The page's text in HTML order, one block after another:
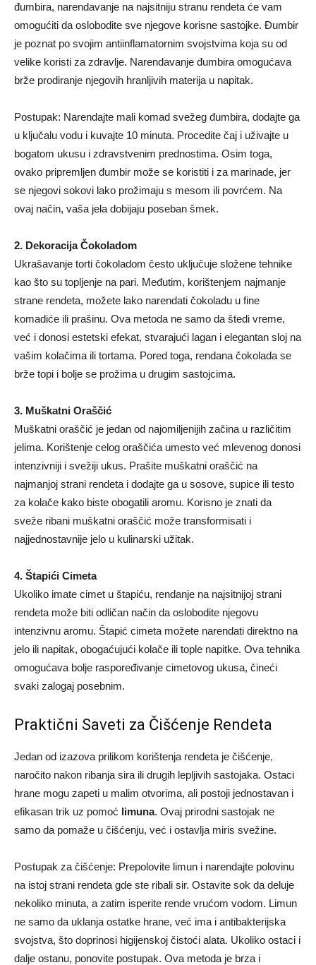
đumbira, narendavanje na najsitniju stranu rendeta će vam
omogućiti da oslobodite sve njegove korisne sastojke. Đumbir
je poznat po svojim antiinflamatornim svojstvima koja su od
velike koristi za zdravlje. Narendavanje đumbira omogućava
brže prodiranje njegovih hranljivih materija u napitak.
Postupak: Narendajte mali komad svežeg đumbira, dodajte ga
u ključalu vodu i kuvajte 10 minuta. Procedite čaj i uživajte u
bogatom ukusu i zdravstvenim prednostima. Osim toga,
ovako pripremljen đumbir može se koristiti i za marinade, jer
se njegovi sokovi lako prožimaju s mesom ili povrćem. Na
ovaj način, vaša jela dobijaju poseban šmek.
2. Dekoracija Čokoladom
Ukrašavanje torti čokoladom često uključuje složene tehnike
kao što su topljenje na pari. Međutim, korištenjem najmanje
strane rendeta, možete lako narendati čokoladu u fine
komadiće ili prašinu. Ova metoda ne samo da štedi vreme,
već i donosi estetski efekat, stvarajući lagan i elegantan sloj na
vašim kolačima ili tortama. Pored toga, rendana čokolada se
brže topi i bolje se prožima u drugim sastojcima.
3. Muškatni Oraščić
Muškatni oraščić je jedan od najomiljenijih začina u različitim
jelima. Korištenje celog oraščića umesto već mlevenog donosi
intenzivniji i svežiji ukus. Prašite muškatni oraščić na
najmanjoj strani rendeta i dodajte ga u sosove, supice ili testo
za kolače kako biste obogatili aromu. Korisno je znati da
sveže ribani muškatni oraščić može transformisati i
najjednostavnije jelo u kulinarski užitak.
4. Štapići Cimeta
Ukoliko imate cimet u štapiću, rendanje na najsitnijoj strani
rendeta može biti odličan način da oslobodite njegovu
intenzivnu aromu. Štapić cimeta možete narendati direktno na
jelo ili napitak, obogaćujući kolače ili tople napitke. Ova tehnika
omogućava bolje raspoređivanje cimetovog ukusa, čineći
svaki zalogaj posebnim.
Praktični Saveti za Čišćenje Rendeta
Jedan od izazova prilikom korištenja rendeta je čišćenje,
naročito nakon ribanja sira ili drugih lepljivih sastojaka. Ostaci
hrane mogu zapeti u malim otvorima, ali postoji jednostavan i
efikasan trik uz pomoć limuna. Ovaj prirodni sastojak ne
samo da pomaže u čišćenju, već i ostavlja miris svežine.
Postupak za čišćenje: Prepolovite limun i narendajte polovinu
na istoj strani rendeta gde ste ribali sir. Ostavite sok da deluje
nekoliko minuta, a zatim isperite rende vrućom vodom. Limun
ne samo da uklanja ostatke hrane, već ima i antibakterijska
svojstva, što doprinosi higijenskoj čistoći alata. Ukoliko ostaci i
dalje ostanu, ponovite postupak. Ova metoda je brza i